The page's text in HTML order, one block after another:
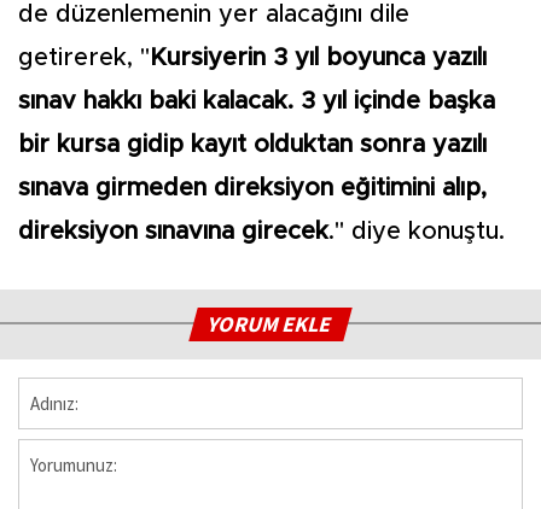
de düzenlemenin yer alacağını dile
getirerek, " Kursiyerin 3 yıl boyunca yazılı
sınav hakkı baki kalacak. 3 yıl içinde başka
bir kursa gidip kayıt olduktan sonra yazılı
sınava girmeden direksiyon eğitimini alıp,
direksiyon sınavına girecek." diye konuştu.
YORUM EKLE